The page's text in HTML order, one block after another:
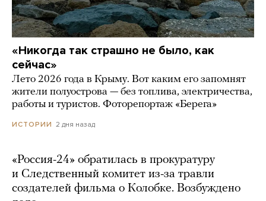
«Никогда так страшно не было, как
сейчас»
Лето 2026 года в Крыму. Вот каким его запомнят
жители полуострова — без топлива, электричества,
работы и туристов. Фоторепортаж «Берега»
ИСТОРИИ 2 дня назад
«Россия-24» обратилась в прокуратуру
и Следственный комитет из-за травли
создателей фильма о Колобке. Возбуждено